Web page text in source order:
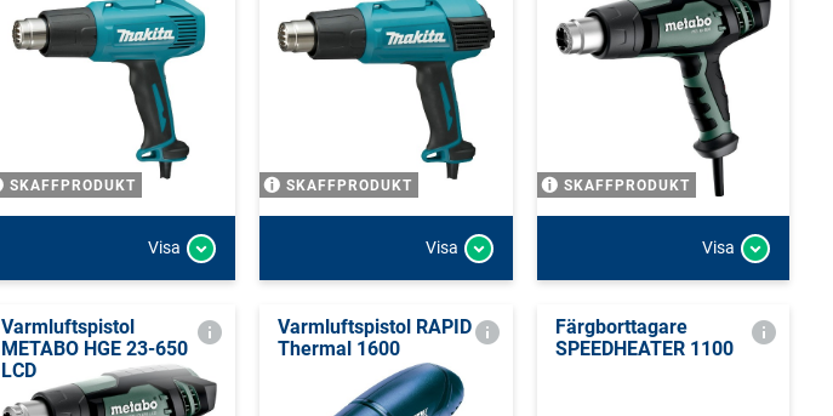
SKAFFPRODUKT
Visa
SKAFFPRODUKT
Visa
SKAFFPRODUKT
Visa
Varmluftspistol
METABO HGE 23-650
LCD
Varmluftspistol RAPID
Thermal 1600
Färgborttagare
SPEEDHEATER 1100